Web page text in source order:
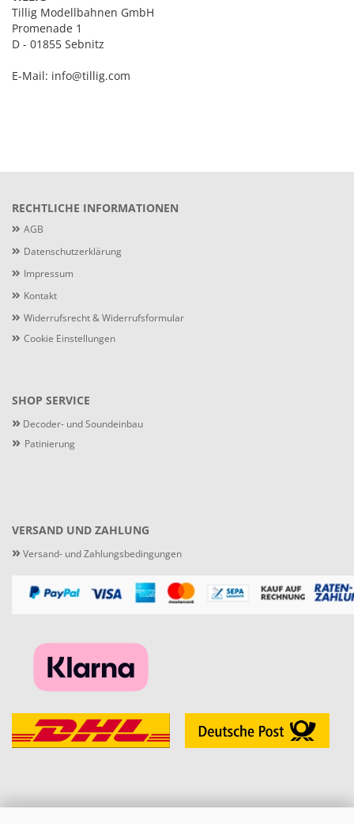
Tillig Modellbahnen GmbH
Promenade 1
D - 01855 Sebnitz
E-Mail: info@tillig.com
RECHTLICHE INFORMATIONEN
AGB
Datenschutzerklärung
Impressum
Kontakt
Widerrufsrecht & Widerrufsformular
Cookie Einstellungen
SHOP SERVICE
» Decoder- und Soundeinbau
» Patinierung
VERSAND UND ZAHLUNG
» Versand- und Zahlungsbedingungen